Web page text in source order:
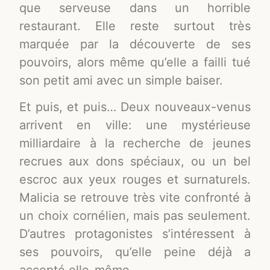
que serveuse dans un horrible
restaurant. Elle reste surtout très
marquée par la découverte de ses
pouvoirs, alors même qu’elle a failli tué
son petit ami avec un simple baiser.
Et puis, et puis… Deux nouveaux-venus
arrivent en ville: une mystérieuse
milliardaire à la recherche de jeunes
recrues aux dons spéciaux, ou un bel
escroc aux yeux rouges et surnaturels.
Malicia se retrouve très vite confronté à
un choix cornélien, mais pas seulement.
D’autres protagonistes s’intéressent à
ses pouvoirs, qu’elle peine déjà a